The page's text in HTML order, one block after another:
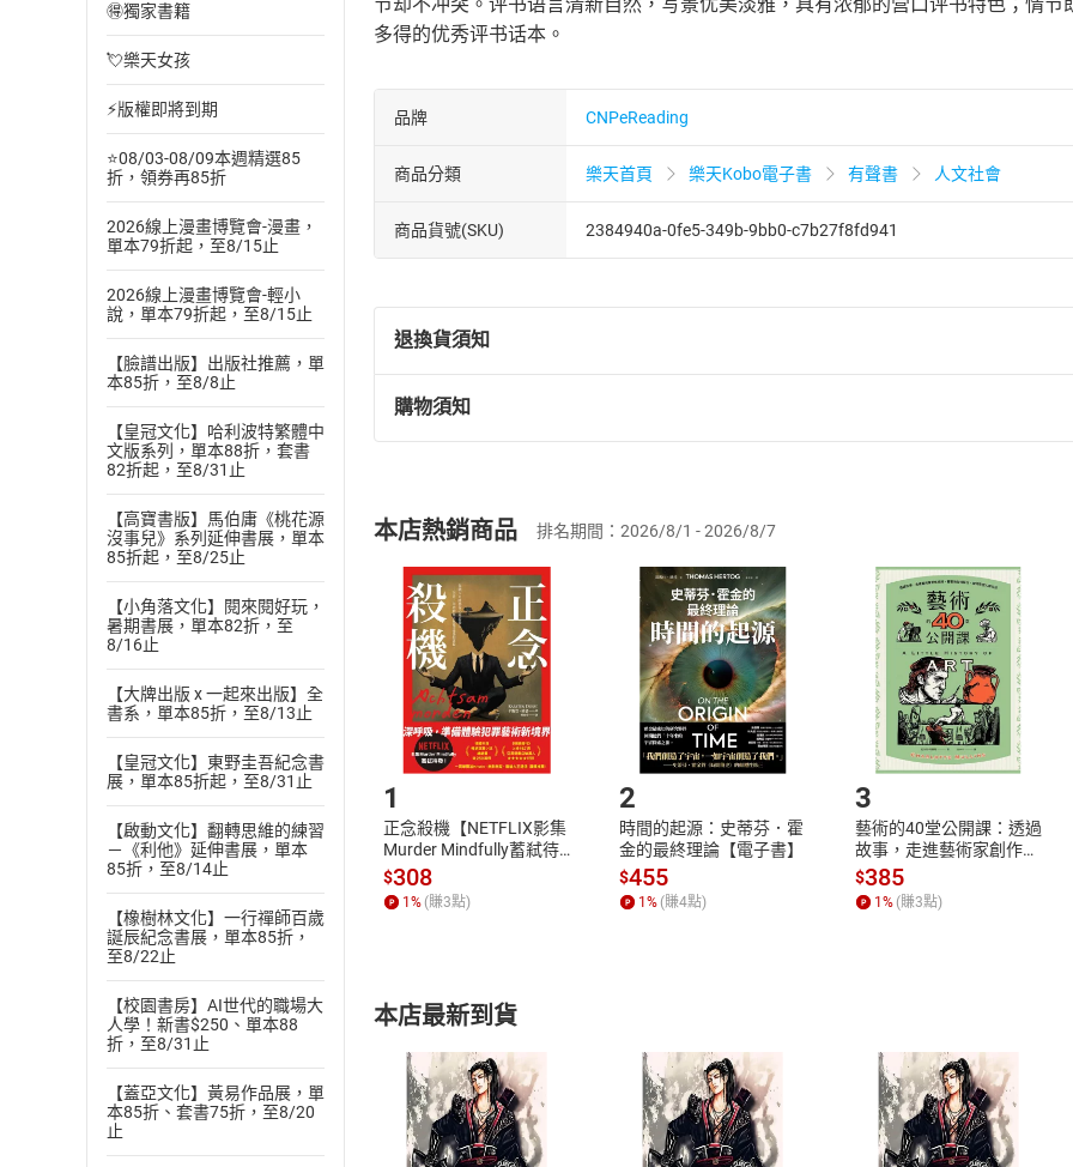
🉐獨家書籍
💘樂天女孩
⚡版權即將到期
⭐08/03-08/09本週精選85
折，領券再85折
2026線上漫畫博覽會-漫畫，
單本79折起，至8/15止
2026線上漫畫博覽會-輕小
說，單本79折起，至8/15止
【臉譜出版】出版社推薦，單
本85折，至8/8止
【皇冠文化】哈利波特繁體中
文版系列，單本88折，套書
82折起，至8/31止
【高寶書版】馬伯庸《桃花源
沒事兒》系列延伸書展，單本
85折起，至8/25止
【小角落文化】閱來閱好玩，
暑期書展，單本82折，至
8/16止
【大牌出版 x 一起來出版】全
書系，單本85折，至8/13止
【皇冠文化】東野圭吾紀念書
展，單本85折起，至8/31止
【啟動文化】翻轉思維的練習
－《利他》延伸書展，單本
85折，至8/14止
【橡樹林文化】一行禪師百歲
誕辰紀念書展，單本85折，
至8/22止
【校園書房】AI世代的職場大
人學！新書$250、單本88
折，至8/31止
【蓋亞文化】黃易作品展，單
本85折、套書75折，至8/20
止
多得的优秀评书话本。
品牌 CNPeReading
商品分類 樂天首頁 樂天Kobo電子書 有聲書 人文社會
商品貨號(SKU) 2384940a-0fe5-349b-9bb0-c7b27f8fd941
退換貨須知
退換貨規定：
(一)依消費者保護法第19條第1項後段暨通訊交易解除權合理例外情事適用
(二)消費者訂購本店鋪之商品即代表知悉本店鋪所銷售之商品為電子書，
且已下載/存取電子書，不得請求退貨退款。
退貨方式：您欲取消訂單或辦理退貨時，請登入樂天市場，並於「我的訂單
貨」，本店鋪將依您的申請進行審核，待審核通過後將為您辦理退款事宜。
請注意，樂天市場須以整筆訂單為單位進行取消/退貨，恕無法以單支商品取
購物須知
挑選商品
Choose
放入購物車
Shopping cart
登入帳號
Login
購書後，如何開始使用？
Step1.選擇閱讀載具 Step2.登入
本店熱銷商品 排名期間：2026/8/1 - 2026/8/7
1
正念殺機【NETFLIX影集
Murder Mindfully蓄弒待
發】【電子書】
$308
1 % (賺3點)
2
時間的起源：史蒂芬．霍
金的最終理論【電子書】
$455
1 % (賺4點)
3
藝術的40堂公開課：透過
故事，走進藝術家創作現
場，看藝術如何誕生、如
何形塑人類生活【電子
書】
$385
1 % (賺3點)
本店最新到貨